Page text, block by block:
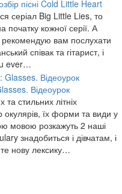
пісні Cold Little Heart
серіал Big Little Lies, то
кожної серії. А
рекомендую вам послухати
співак та гітарист, і
ever…
Відеоурок
стильних літніх
окулярів, їх форми та види у
мовою розкажуть 2 наші
знадобиться і дівчатам, і
нову лексику…